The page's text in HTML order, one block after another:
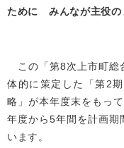
ために みんなが主役の
この「第8次上市町総
体的に策定した「第2
略」が本年度末をもっ
年度から5年間を計画期
います。